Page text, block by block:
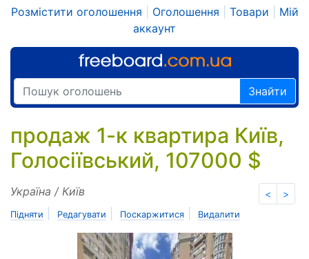
Розмістити оголошення Оголошення Товари
Мій
аккаунт
Знайти
продаж 1-к квартира Київ,
Голосіївський, 107000 $
< >
Україна / Київ
Підняти Редагувати Поскаржитися Видалити